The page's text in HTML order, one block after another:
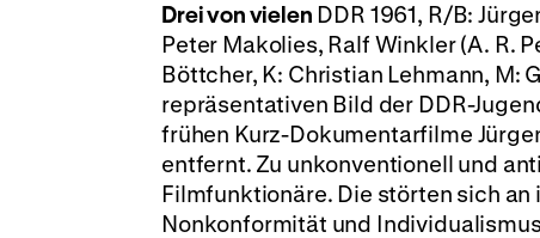
Drei von vielen DDR 1961, R/B:
Peter Makolies, Ralf Winkler (A. R.
Böttcher, K: Christian Lehmann, M:
repräsentativen Bild der DDR-
frühen Kurz-Dokumentarfilme
entfernt. Zu unkonventionell und
Filmfunktionäre. Die störten sich
Nonkonformität und